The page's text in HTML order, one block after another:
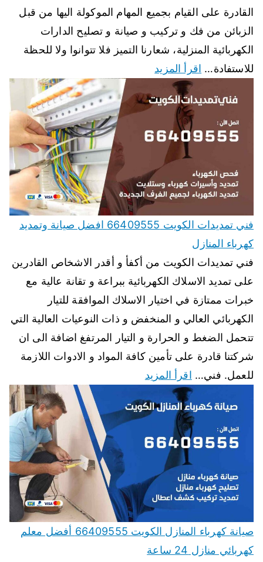
القادرة على القيام بجميع المهام الموكولة اليها من قبل
الزبائن من فك و تركيب و صيانة و تصليح الدارات
الكهربائية المنزلية، شعارنا التميز فلا تتوانوا ولا للحظة
للاستفادة… اقرأ المزيد
فني تمديدات الكويت 66409555 افضل صيانة وتمديد
كهرباء المنازل
فني تمديدات الكويت من أكفأ و أقدر الاشخاص القادرين
على تمديد الاسلاك الكهربائية ببراعة و تقانة عالية مع
خبرات ممتازة في اختيار الاسلاك الموافقة للتيار
الكهربائي العالي و المنخفض و ذات النوعيات العالية التي
تتحمل الضغط و الحرارة و التيار المرتفغ اضافة الى ان
شركتنا قادرة على تأمين كافة المواد و الادوات اللازمة
للعمل. فني… اقرأ المزيد
صيانة كهرباء المنازل الكويت 66409555 أفضل معلم
كهربائي منازل 24 ساعة